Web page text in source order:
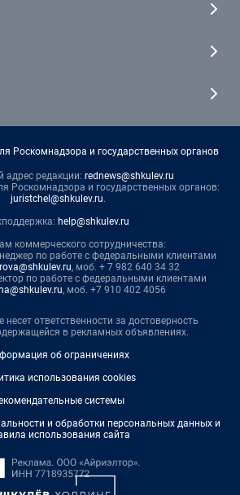
Роскомнадзора и государственных органов
адрес редакции: rednews@shkulev.ru
Роскомнадзора и государственных органов:
juristchel@shkulev.ru.
help@shkulev.ru
коммерческого сотрудничества:
по работе с федеральными клиентами
, моб. + 7 982 640 34 32
по работе с федеральными клиентами
, моб. +7 910 402 4056
несет ответственности за достоверность
в рекламных объявлениях.
об ограничениях
использования cookies
системы
и обработки персональных данных и
использования сайта